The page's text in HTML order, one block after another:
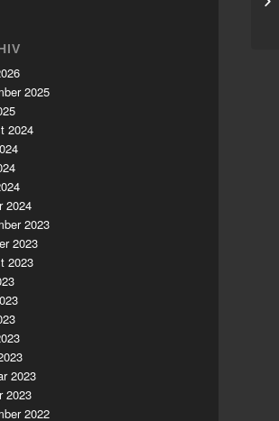
2025
2024
2024
2023
2023
2023
2023
2023
2022